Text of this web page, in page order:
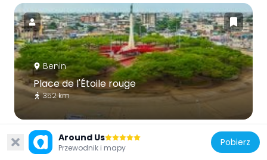
Benin
Place de l'Étoile rouge
352 km
Around Us
Przewodnik i mapy Pobierz